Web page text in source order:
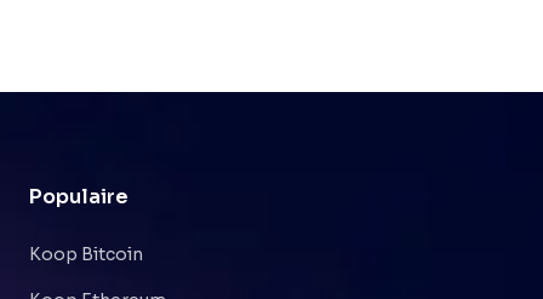
Populaire
Koop Bitcoin